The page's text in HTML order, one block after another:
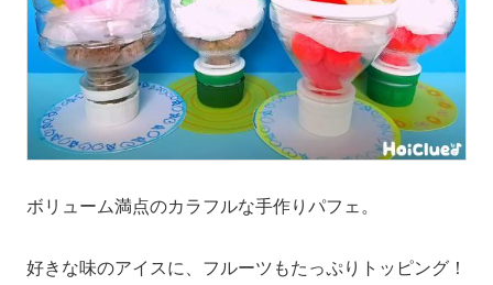
ボリューム満点のカラフルな手作りパフェ。
好きな味のアイスに、フルーツもたっぷりトッピング！